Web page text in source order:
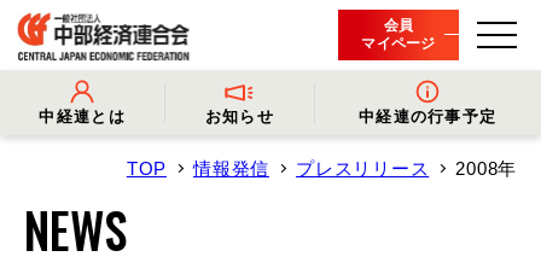
会員
マイページ
中経連とは
- 会長挨拶
- 役員名簿
- 会員一覧
お知らせ
- プレスリリース
- 会長コメント
- イベント・セミナー
中経連の行事予定
TOP 情報発信 プレスリリース 2008年
NEWS